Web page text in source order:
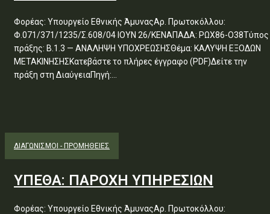
Φορέας: Υπουργείο Εθνικής ΆμυναςΑρ. Πρωτοκόλλου:
Φ.071/371/1235/Σ.608/04 ΙΟΥΝ 26/ΚΕΝΑΠΑΔΑ: ΡΩΧ86-Ο38Τύπος
πράξης: Β.1.3 — ΑΝΑΛΗΨΗ ΥΠΟΧΡΕΩΣΗΣΘέμα: ΚΑΛΥΨΗ ΕΞΟΔΩΝ
ΜΕΤΑΚΙΝΗΣΗΣΚατεβάστε το πλήρες έγγραφο (PDF)Δείτε την
πράξη στη ΔιαύγειαΠηγή:...
ΔΙΑΓΩΝΙΣΜΟΊ - ΠΡΟΜΉΘΕΙΕΣ
ΥΠΕΘΑ: ΠΑΡΟΧΗ ΥΠΗΡΕΣΙΩΝ
Φορέας: Υπουργείο Εθνικής ΆμυναςΑρ. Πρωτοκόλλου: